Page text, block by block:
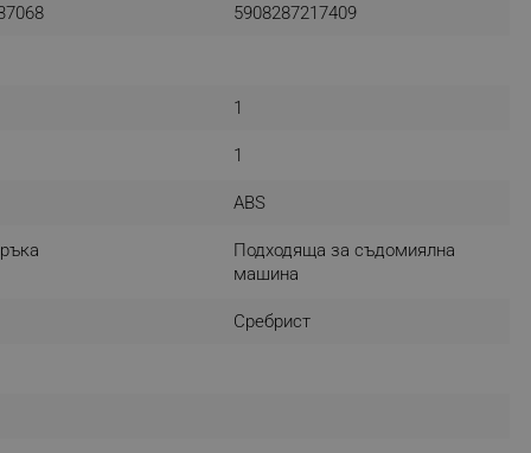
5908287217409
1
1
ABS
Подходяща за съдомиялна
машина
Сребрист
to Segmentify servers